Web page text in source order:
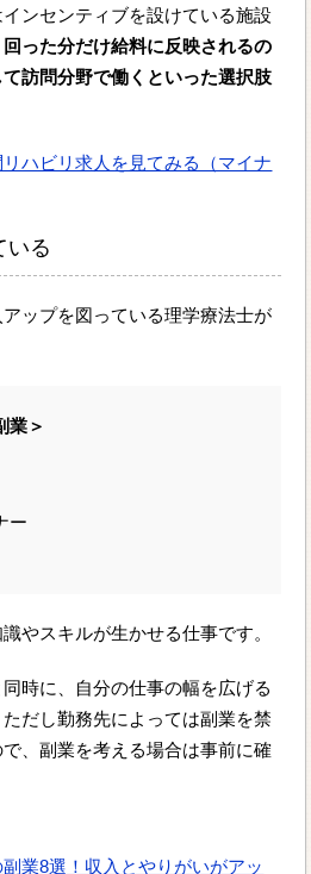
ンセンティブを設けている施設
った分だけ給料に反映されるの
訪問分野で働くといった選択肢
ハビリ求人を見てみる（マイナ
いる
ップを図っている理学療法士が
業＞
ー
やスキルが生かせる仕事です。
時に、自分の仕事の幅を広げる
だし勤務先によっては副業を禁
、副業を考える場合は事前に確
業8選！収入とやりがいがアッ